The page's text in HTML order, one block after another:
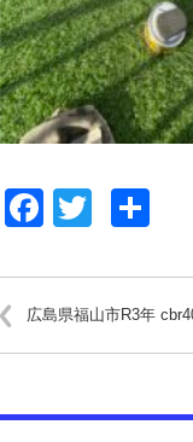
Facebook
Twitter
広島県福山市R3年